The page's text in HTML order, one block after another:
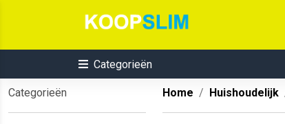
Categorieën
Categorieën Home Huishoudelijk